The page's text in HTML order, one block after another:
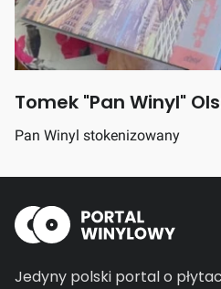
Tomek "Pan Winyl"
Pan Winyl stokenizowany
Jedyny polski portal o